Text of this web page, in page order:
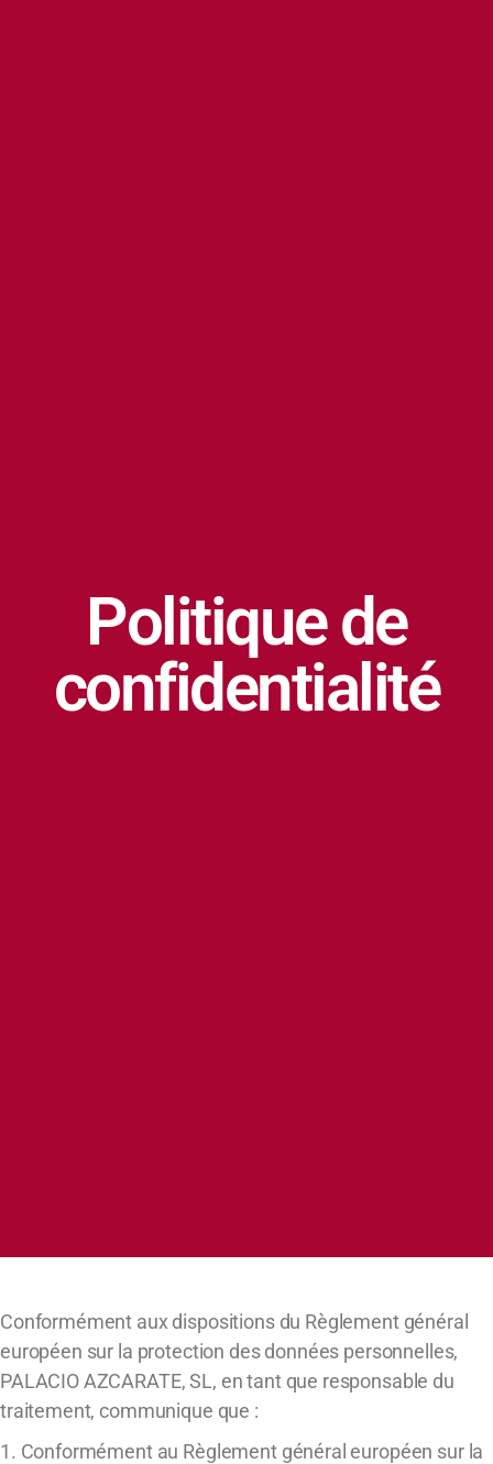
Politique de
confidentialité
Conformément aux dispositions du Règlement général
européen sur la protection des données personnelles,
PALACIO AZCARATE, SL, en tant que responsable du
traitement, communique que :
1. Conformément au Règlement général européen sur la